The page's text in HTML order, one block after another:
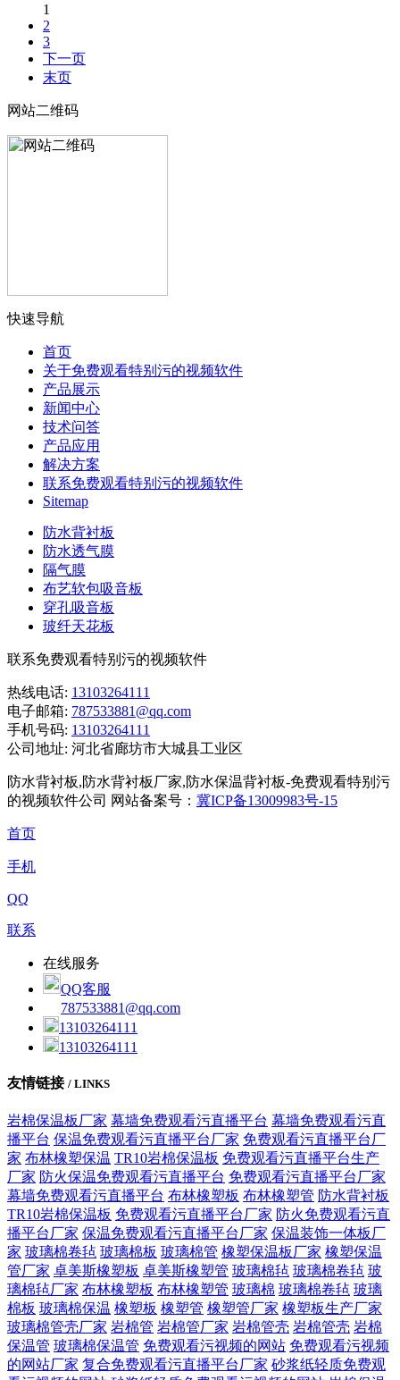
1
2
3
下一页
末页
网站二维码
快速导航
首页
关于免费观看特别污的视频软件
产品展示
新闻中心
技术问答
产品应用
解决方案
联系免费观看特别污的视频软件
Sitemap
防水背衬板
防水透气膜
隔气膜
布艺软包吸音板
穿孔吸音板
玻纤天花板
联系免费观看特别污的视频软件
热线电话: 13103264111
电子邮箱: 787533881@qq.com
手机号码: 13103264111
公司地址: 河北省廊坊市大城县工业区
防水背衬板,防水背衬板厂家,防水保温背衬板-免费观看特别污
的视频软件公司 网站备案号： 冀ICP备13009983号-15
首页
手机
QQ
联系
在线服务
QQ客服
787533881@qq.com
13103264111
13103264111
友情链接 / LINKS
岩棉保温板厂家 幕墙免费观看污直播平台 幕墙免费观看污直
播平台 保温免费观看污直播平台厂家 免费观看污直播平台厂
家 布林橡塑保温 TR10岩棉保温板 免费观看污直播平台生产
厂家 防火保温免费观看污直播平台 免费观看污直播平台厂家
幕墙免费观看污直播平台 布林橡塑板 布林橡塑管 防水背衬板
TR10岩棉保温板 免费观看污直播平台厂家 防火免费观看污直
播平台厂家 保温免费观看污直播平台厂家 保温装饰一体板厂
家 玻璃棉卷毡 玻璃棉板 玻璃棉管 橡塑保温板厂家 橡塑保温
管厂家 卓美斯橡塑板 卓美斯橡塑管 玻璃棉毡 玻璃棉卷毡 玻
璃棉毡厂家 布林橡塑板 布林橡塑管 玻璃棉 玻璃棉卷毡 玻璃
棉板 玻璃棉保温 橡塑板 橡塑管 橡塑管厂家 橡塑板生产厂家
玻璃棉管壳厂家 岩棉管 岩棉管厂家 岩棉管壳 岩棉管壳 岩棉
保温管 玻璃棉保温管 免费观看污视频的网站 免费观看污视频
的网站厂家 复合免费观看污直播平台厂家 砂浆纸轻质免费观